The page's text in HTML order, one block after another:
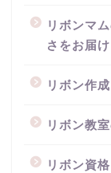
リボンマ
さをお届け
リボン作
リボン教
リボン資